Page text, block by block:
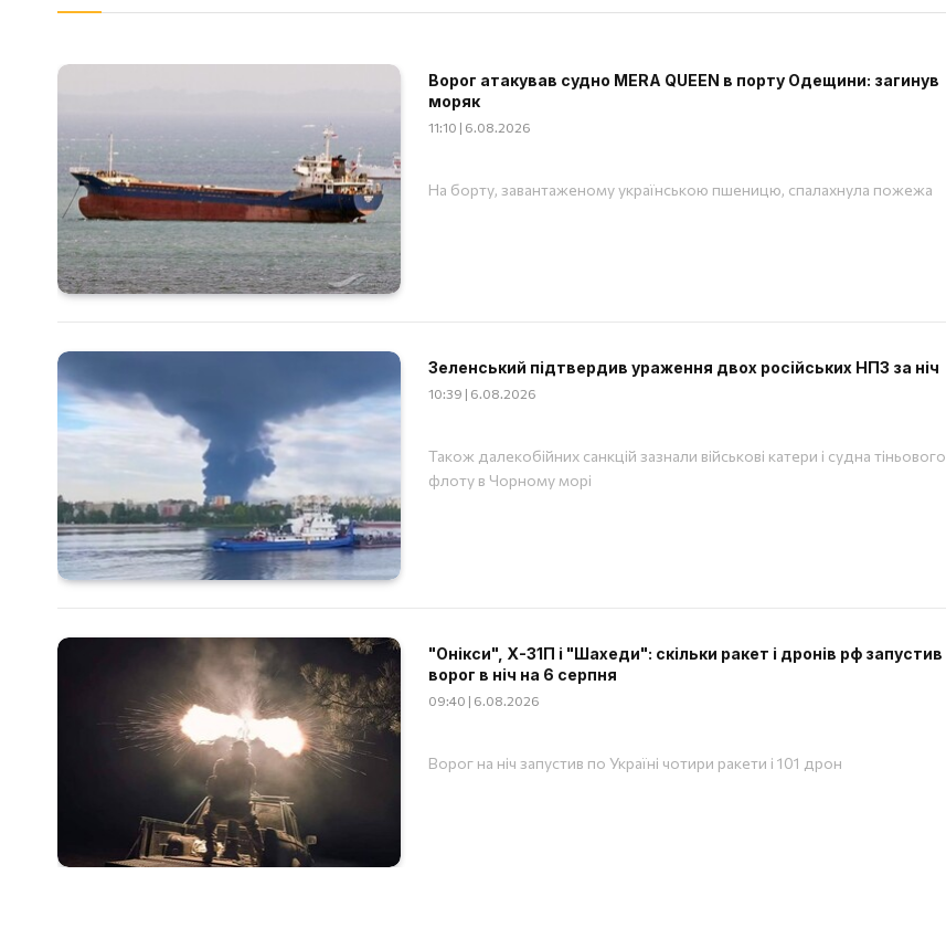
Ворог атакував судно MERA QUEEN в порту Одещини: загинув
моряк
11:10 | 6.08.2026
На борту, завантаженому українською пшеницю, спалахнула пожежа
Зеленський підтвердив ураження двох російських НПЗ за ніч
10:39 | 6.08.2026
Також далекобійних санкцій зазнали військові катери і судна тіньового
флоту в Чорному морі
"Онікси", Х-31П і "Шахеди": скільки ракет і дронів рф запустив
ворог в ніч на 6 серпня
09:40 | 6.08.2026
Ворог на ніч запустив по Україні чотири ракети і 101 дрон